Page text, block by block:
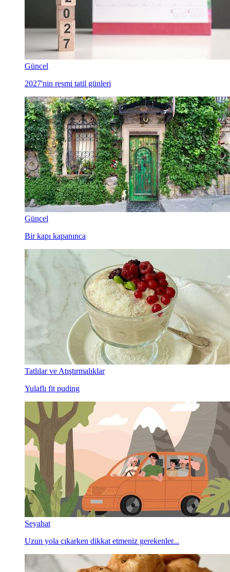
Güncel
2027'nin resmi tatil günleri
Güncel
Bir kapı kapanınca
Tatlılar ve Atıştırmalıklar
Yulaflı fit puding
Seyahat
Uzun yola çıkarken dikkat etmeniz gerekenler...